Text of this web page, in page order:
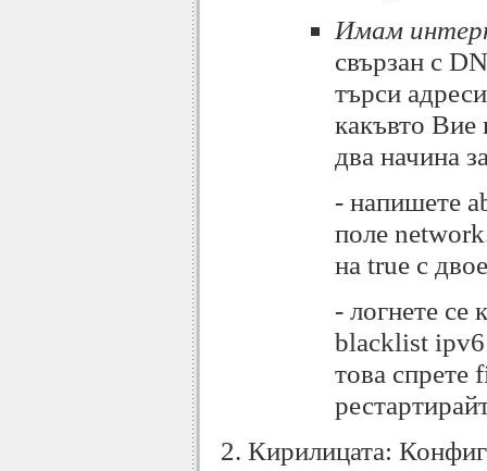
Имам
свързан с
търси
какъвто Вие
два начина
- напишете
поле
на true с
- логнете се
blacklist
това
Кирилицата: